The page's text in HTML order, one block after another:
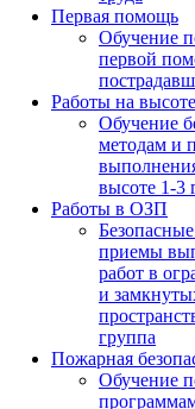
Первая помощь
Обучение
первой
Работы на высоте
Обучение
методам и
высоте 1-3
Работы в ОЗП
приемы
работ в
и
группа
Пожарная
Обучение